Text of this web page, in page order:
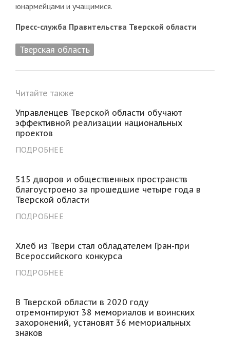
юнармейцами и учащимися.
Пресс-служба Правительства Тверской области
Тверская область
Читайте также
Управленцев Тверской области обучают
эффективной реализации национальных
проектов
ПОДРОБНЕЕ
515 дворов и общественных пространств
благоустроено за прошедшие четыре года в
Тверской области
ПОДРОБНЕЕ
Хлеб из Твери стал обладателем Гран-при
Всероссийского конкурса
ПОДРОБНЕЕ
В Тверской области в 2020 году
отремонтируют 38 мемориалов и воинских
захоронений, установят 36 мемориальных
знаков